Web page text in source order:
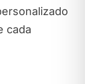
cada